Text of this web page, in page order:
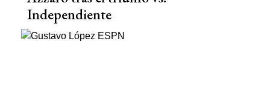
Independiente